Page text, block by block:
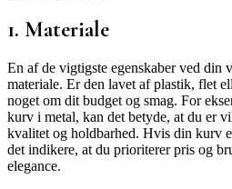
1. Materiale
En af de vigtigste egenskaber ved din
materiale. Er den lavet af plastik, flet
noget om dit budget og smag. For
kurv i metal, kan det betyde, at du er
kvalitet og holdbarhed. Hvis din kurv
det indikere, at du prioriterer pris og
elegance.